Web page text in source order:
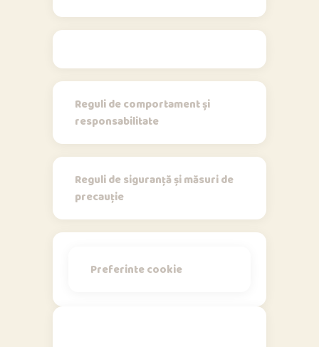
Reguli de comportament și
responsabilitate
Reguli de siguranță și măsuri de
precauție
Preferinte cookie